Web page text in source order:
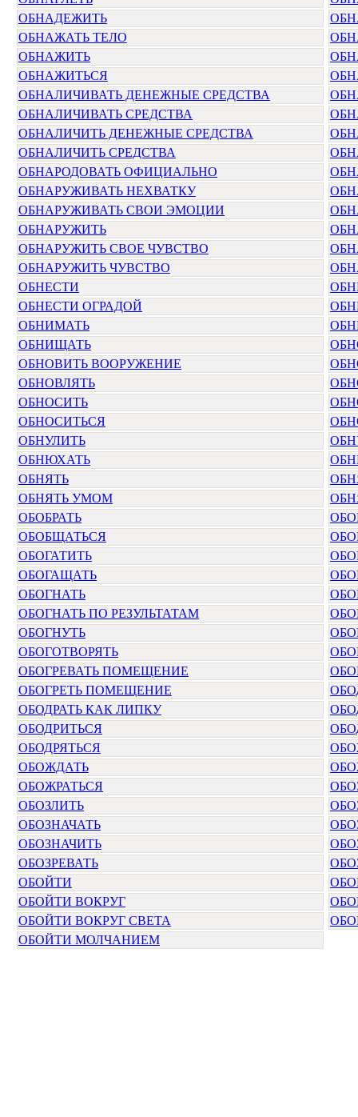
ОБНАДЕЖИТЬ
ОБНАЖАТЬ ТЕЛО
ОБНАЖИТЬ
ОБНАЖИТЬСЯ
ОБНАЛИЧИВАТЬ ДЕНЕЖНЫЕ СРЕДСТВА
ОБНАЛИЧИВАТЬ СРЕДСТВА
ОБНАЛИЧИТЬ ДЕНЕЖНЫЕ СРЕДСТВА
ОБНАЛИЧИТЬ СРЕДСТВА
ОБНАРОДОВАТЬ ОФИЦИАЛЬНО
ОБНАРУЖИВАТЬ НЕХВАТКУ
ОБНАРУЖИВАТЬ СВОИ ЭМОЦИИ
ОБНАРУЖИТЬ
ОБНАРУЖИТЬ СВОЕ ЧУВСТВО
ОБНАРУЖИТЬ ЧУВСТВО
ОБНЕСТИ
ОБНЕСТИ ОГРАДОЙ
ОБНИМАТЬ
ОБНИЩАТЬ
ОБНОВИТЬ ВООРУЖЕНИЕ
ОБНОВЛЯТЬ
ОБНОСИТЬ
ОБНОСИТЬСЯ
ОБНУЛИТЬ
ОБНЮХАТЬ
ОБНЯТЬ
ОБНЯТЬ УМОМ
ОБОБРАТЬ
ОБОБЩАТЬСЯ
ОБОГАТИТЬ
ОБОГАЩАТЬ
ОБОГНАТЬ
ОБОГНАТЬ ПО РЕЗУЛЬТАТАМ
ОБОГНУТЬ
ОБОГОТВОРЯТЬ
ОБОГРЕВАТЬ ПОМЕЩЕНИЕ
ОБОГРЕТЬ ПОМЕЩЕНИЕ
ОБОДРАТЬ КАК ЛИПКУ
ОБОДРИТЬСЯ
ОБОДРЯТЬСЯ
ОБОЖДАТЬ
ОБОЖРАТЬСЯ
ОБОЗЛИТЬ
ОБОЗНАЧАТЬ
ОБОЗНАЧИТЬ
ОБОЗРЕВАТЬ
ОБОЙТИ
ОБОЙТИ ВОКРУГ
ОБОЙТИ ВОКРУГ СВЕТА
ОБОЙТИ МОЛЧАНИЕМ